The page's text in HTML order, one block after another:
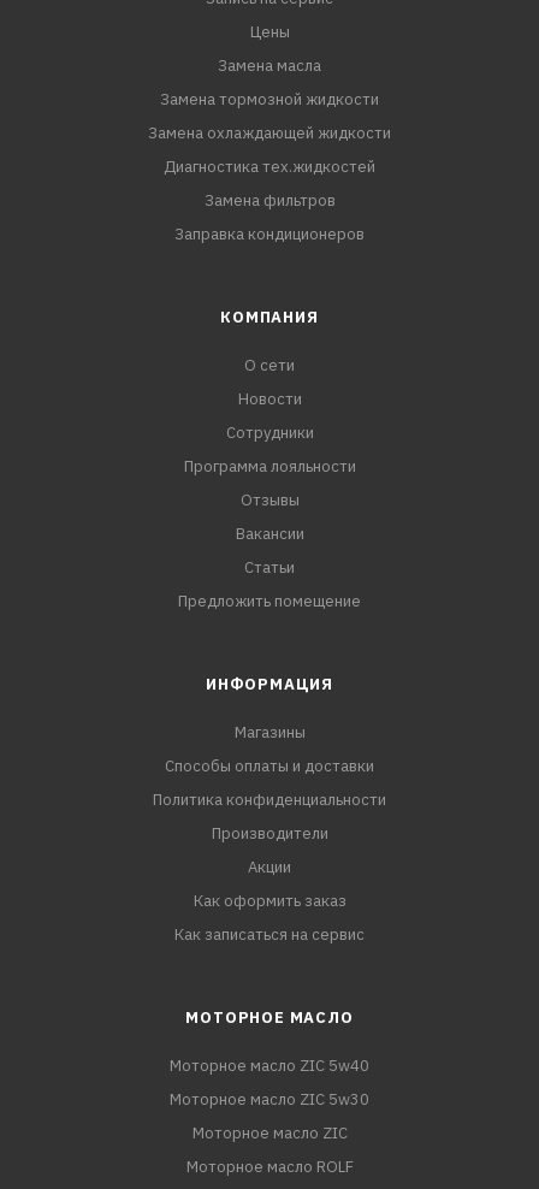
Цены
Замена масла
Замена тормозной жидкости
Замена охлаждающей жидкости
Диагностика тех.жидкостей
Замена фильтров
Заправка кондиционеров
КОМПАНИЯ
О сети
Новости
Сотрудники
Программа лояльности
Отзывы
Вакансии
Статьи
Предложить помещение
ИНФОРМАЦИЯ
Магазины
Способы оплаты и доставки
Политика конфиденциальности
Производители
Акции
Как оформить заказ
Как записаться на сервис
МОТОРНОЕ МАСЛО
Моторное масло ZIC 5w40
Моторное масло ZIC 5w30
Моторное масло ZIC
Моторное масло ROLF